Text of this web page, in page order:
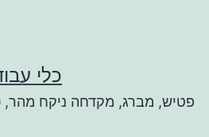
כלי
פטיש, מברג, מקדחה ניקח מהר,